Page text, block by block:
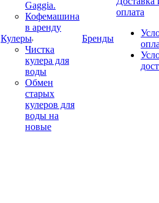
Gaggia.
Кофемашина
в аренду
Кулеры
Чистка
кулера для
воды
Обмен
старых
кулеров для
воды на
новые
Бренды
оплата